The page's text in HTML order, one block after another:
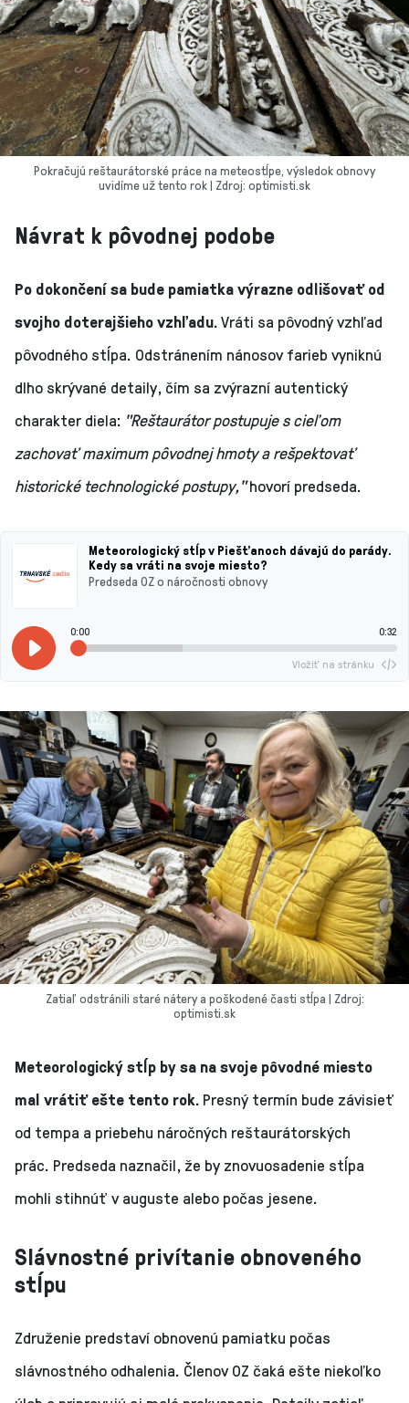
Pokračujú reštaurátorské práce na meteostĺpe, výsledok obnovy
uvidíme už tento rok | Zdroj: optimisti.sk
Návrat k pôvodnej podobe
Po dokončení sa bude pamiatka výrazne odlišovať od
svojho doterajšieho vzhľadu.Vráti sa pôvodný vzhľad
pôvodného stĺpa. Odstránením nánosov farieb vyniknú
dlho skrývané detaily, čím sa zvýrazní autentický
charakter diela: "Reštaurátor postupuje s cieľom
zachovať maximum pôvodnej hmoty a rešpektovať
historické technologické postupy,"hovorí predseda.
Meteorologický stĺp v Piešťanoch dávajú do parády.
Kedy sa vráti na svoje miesto?
Predseda OZ o náročnosti obnovy
0:00 0:32
Vložiť na stránku
Zatiaľ odstránili staré nátery a poškodené časti stĺpa | Zdroj:
optimisti.sk
Meteorologický stĺp by sa na svoje pôvodné miesto
mal vrátiť ešte tento rok. Presný termín bude závisieť
od tempa a priebehu náročných reštaurátorských
prác. Predseda naznačil, že by znovuosadenie stĺpa
mohli stihnúť v auguste alebo počas jesene.
Slávnostné privítanie obnoveného
stĺpu
Združenie predstaví obnovenú pamiatku počas
slávnostného odhalenia. Členov OZ čaká ešte niekoľko